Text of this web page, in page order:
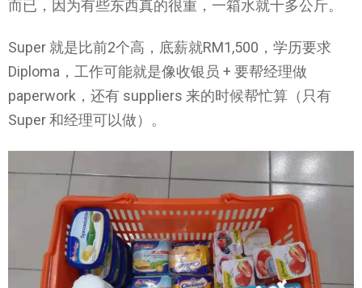
而已，因为有些东西真的很重，一箱水就十多公斤。
Super 就是比前2个高，底薪就RM1,500，学历要求
Diploma，工作可能就是像收银员 + 要帮经理做
paperwork，还有 suppliers 来的时候帮忙算（只有
Super 和经理可以做）。